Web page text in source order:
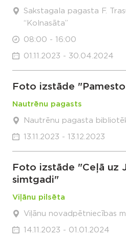
Sakstagala pagasta F.
“Kolnasāta”
08:00 - 16:00
01.11.2023 - 30.04.2024
Foto izstāde
Nautrēnu pagasts
Nautrēnu pagasta
13.11.2023 - 13.12.2023
Foto izstāde "Ceļā uz
simtgadi"
Viļānu pilsēta
Viļānu novadpētniecības
14.11.2023 - 01.01.2024